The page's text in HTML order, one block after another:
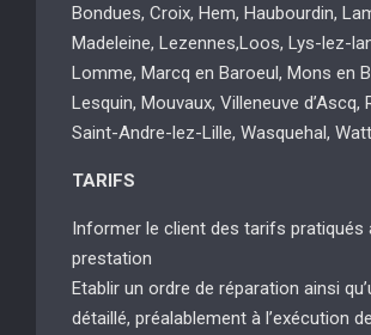
Bondues, Croix, Hem, Haubourdin,
Madeleine, Lezennes,Loos, Lys-lez-
Lomme, Marcq en Baroeul, Mons en
Lesquin, Mouvaux, Villeneuve d’Ascq,
Saint-Andre-lez-Lille, Wasquehal,
TARIFS
Informer le client des tarifs pratiqués
prestation
Etablir un ordre de réparation ainsi
détaillé, préalablement à l’exécution